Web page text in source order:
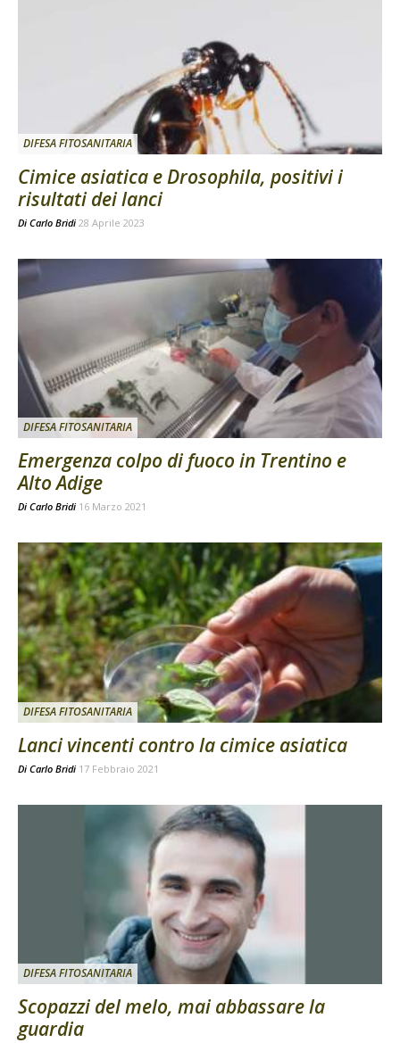
DIFESA FITOSANITARIA
Cimice asiatica e Drosophila, positivi i
risultati dei lanci
Di Carlo Bridi 28 Aprile 2023
DIFESA FITOSANITARIA
Emergenza colpo di fuoco in Trentino e
Alto Adige
Di Carlo Bridi 16 Marzo 2021
DIFESA FITOSANITARIA
Lanci vincenti contro la cimice asiatica
Di Carlo Bridi 17 Febbraio 2021
DIFESA FITOSANITARIA
Scopazzi del melo, mai abbassare la
guardia